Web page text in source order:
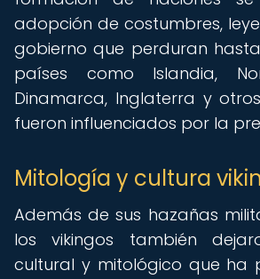
adopción de costumbres,
gobierno que perduran
países como Islandia,
Dinamarca, Inglaterra y
fueron influenciados por la
Mitología y cultura
Además de sus hazañas
los vikingos también
cultural y mitológico que ha